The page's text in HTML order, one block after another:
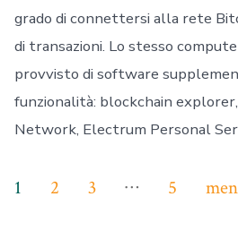
grado di connettersi alla rete
di transazioni. Lo stesso
provvisto di software
funzionalità: blockchain
Network, Electrum Personal
Paginazione
1 2 3 … 5